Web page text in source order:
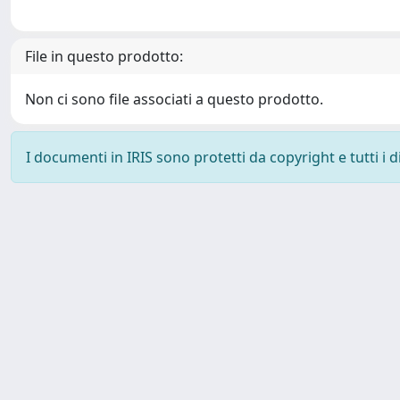
File in questo prodotto:
Non ci sono file associati a questo prodotto.
I documenti in IRIS sono protetti da copyright e tutti i